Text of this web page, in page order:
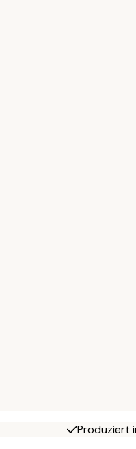
Produziert